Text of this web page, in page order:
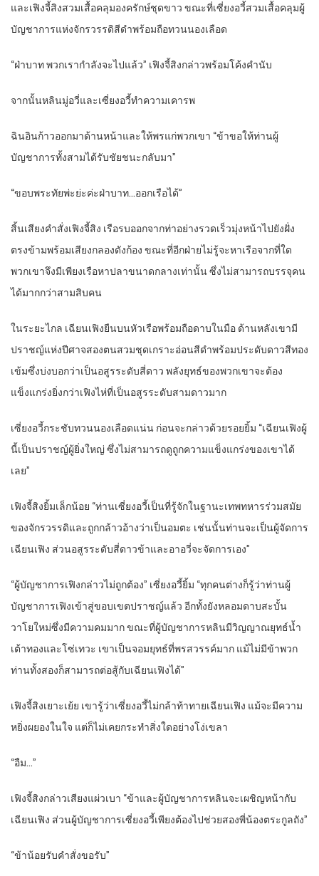
และเฟิงจี้สิงสวมเสื้อคลุมองครักษ์ชุดขาว ขณะที่เซี่ยงอวี้สวมเสื้อคลุมผู้
บัญชาการแห่งจักรวรรดิสีดำพร้อมถือทวนนองเลือด
“ฝ่าบาท พวกเรากำลังจะไปแล้ว” เฟิงจี้สิงกล่าวพร้อมโค้งคำนับ
จากนั้นหลินมู่อวี่และเซี่ยงอวี้ทำความเคารพ
ฉินอินก้าวออกมาด้านหน้าและให้พรแก่พวกเขา “ข้าขอให้ท่านผู้
บัญชาการทั้งสามได้รับชัยชนะกลับมา”
“ขอบพระทัยพ่ะย่ะค่ะฝ่าบาท…ออกเรือได้”
สิ้นเสียงคำสั่งเฟิงจี้สิง เรือรบออกจากท่าอย่างรวดเร็วมุ่งหน้าไปยังฝั่ง
ตรงข้ามพร้อมเสียงกลองดังก้อง ขณะที่อีกฝ่ายไม่รู้จะหาเรือจากที่ใด
พวกเขาจึงมีเพียงเรือหาปลาขนาดกลางเท่านั้น ซึ่งไม่สามารถบรรจุคน
ได้มากกว่าสามสิบคน
ในระยะไกล เฉียนเฟิงยืนบนหัวเรือพร้อมถือดาบในมือ ด้านหลังเขามี
ปราชญ์แห่งปีศาจสองตนสวมชุดเกราะอ่อนสีดำพร้อมประดับดาวสีทอง
เข้มซึ่งบ่งบอกว่าเป็นอสูรระดับสี่ดาว พลังยุทธ์ของพวกเขาจะต้อง
แข็งแกร่งยิ่งกว่าเฟิงไห่ที่เป็นอสูรระดับสามดาวมาก
เซี่ยงอวี้กระชับทวนนองเลือดแน่น ก่อนจะกล่าวด้วยรอยยิ้ม “เฉียนเฟิงผู้
นี้เป็นปราชญ์ผู้ยิ่งใหญ่ ซึ่งไม่สามารถดูถูกความแข็งแกร่งของเขาได้
เลย”
เฟิงจี้สิงยิ้มเล็กน้อย “ท่านเซี่ยงอวี้เป็นที่รู้จักในฐานะเทพทหารร่วมสมัย
ของจักรวรรดิและถูกกล้าวอ้างว่าเป็นอมตะ เช่นนั้นท่านจะเป็นผู้จัดการ
เฉียนเฟิง ส่วนอสูรระดับสี่ดาวข้าและอาอวี่จะจัดการเอง”
“ผู้บัญชาการเฟิงกล่าวไม่ถูกต้อง” เซี่ยงอวี้ยิ้ม “ทุกคนต่างก็รู้ว่าท่านผู้
บัญชาการเฟิงเข้าสู่ขอบเขตปราชญ์แล้ว อีกทั้งยังหลอมดาบสะบั้น
วาโยใหม่ซึ่งมีความคมมาก ขณะที่ผู้บัญชาการหลินมีวิญญาณยุทธ์น้ำ
เต้าทองและโซ่เทวะ เขาเป็นจอมยุทธ์ที่พรสวรรค์มาก แม้ไม่มีข้าพวก
ท่านทั้งสองก็สามารถต่อสู้กับเฉียนเฟิงได้”
เฟิงจี้สิงเยาะเย้ย เขารู้ว่าเซี่ยงอวี้ไม่กล้าท้าทายเฉียนเฟิง แม้จะมีความ
หยิ่งผยองในใจ แต่ก็ไม่เคยกระทำสิ่งใดอย่างโง่เขลา
“อืม…”
เฟิงจี้สิงกล่าวเสียงแผ่วเบา “ข้าและผู้บัญชาการหลินจะเผชิญหน้ากับ
เฉียนเฟิง ส่วนผู้บัญชาการเซี่ยงอวี้เพียงต้องไปช่วยสองพี่น้องตระกูลถัง”
“ข้าน้อยรับคำสั่งขอรับ”